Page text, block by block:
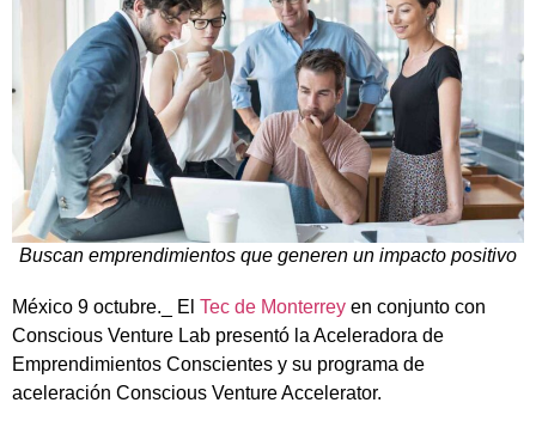
Buscan emprendimientos que generen un impacto positivo
México 9 octubre._ El Tec de Monterrey en conjunto con
Conscious Venture Lab presentó la Aceleradora de
Emprendimientos Conscientes y su programa de
aceleración Conscious Venture Accelerator.